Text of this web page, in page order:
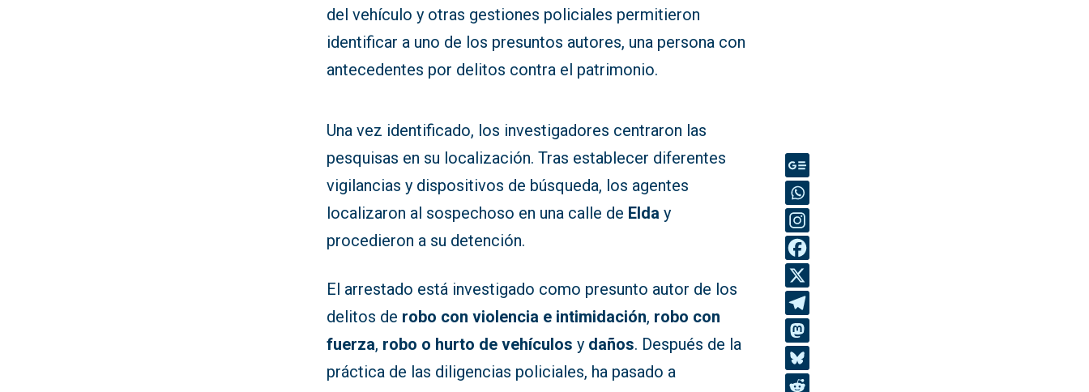
del vehículo y otras gestiones policiales permitieron
identificar a uno de los presuntos autores, una persona con
antecedentes por delitos contra el patrimonio.
Una vez identificado, los investigadores centraron las
pesquisas en su localización. Tras establecer diferentes
vigilancias y dispositivos de búsqueda, los agentes
localizaron al sospechoso en una calle de Elda y
procedieron a su detención.
El arrestado está investigado como presunto autor de los
delitos de robo con violencia e intimidación, robo con
fuerza, robo o hurto de vehículos y daños. Después de la
práctica de las diligencias policiales, ha pasado a